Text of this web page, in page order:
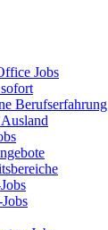
Jobs
Berufserfahrung